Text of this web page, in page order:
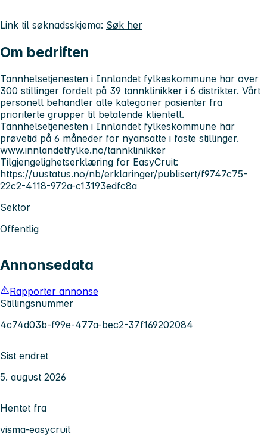
Link til søknadsskjema: Søk her
Om bedriften
Tannhelsetjenesten i Innlandet fylkeskommune har over
300 stillinger fordelt på 39 tannklinikker i 6 distrikter. Vårt
personell behandler alle kategorier pasienter fra
prioriterte grupper til betalende klientell.
Tannhelsetjenesten i Innlandet fylkeskommune har
prøvetid på 6 måneder for nyansatte i faste stillinger.
www.innlandetfylke.no/tannklinikker
Tilgjengelighetserklæring for EasyCruit:
https://uustatus.no/nb/erklaringer/publisert/f9747c75-
22c2-4118-972a-c13193edfc8a
Sektor
Offentlig
Annonsedata
Rapporter annonse
Stillingsnummer
4c74d03b-f99e-477a-bec2-37f169202084
Sist endret
5. august 2026
Hentet fra
visma-easycruit